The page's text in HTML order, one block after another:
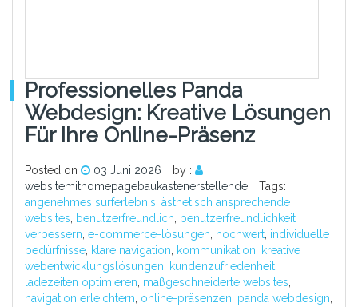
Professionelles Panda
Webdesign: Kreative Lösungen
Für Ihre Online-Präsenz
Posted on 03 Juni 2026
by :
websitemithomepagebaukastenerstellende
Tags:
angenehmes surferlebnis ästhetisch ansprechende
websites
benutzerfreundlich
benutzerfreundlichkeit
verbessern e-commerce-lösungen hochwert individuelle
bedürfnisse klare navigation kommunikation
kreative
webentwicklungslösungen
kundenzufriedenheit
ladezeiten optimieren maßgeschneiderte websites
navigation erleichtern online-präsenzen panda webdesign